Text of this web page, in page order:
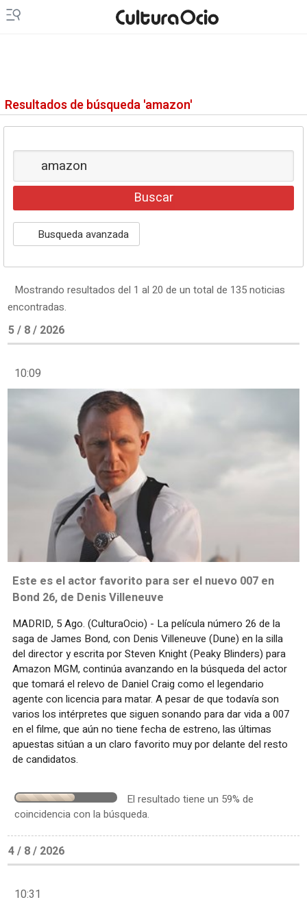
Resultados de búsqueda 'amazon'
Busqueda avanzada
Mostrando resultados del 1 al 20 de un total de 135 noticias
encontradas.
5 / 8 / 2026
10:09
Este es el actor favorito para ser el nuevo 007 en
Bond 26, de Denis Villeneuve
MADRID, 5 Ago. (CulturaOcio) - La película número 26 de la
saga de James Bond, con Denis Villeneuve (Dune) en la silla
del director y escrita por Steven Knight (Peaky Blinders) para
Amazon MGM, continúa avanzando en la búsqueda del actor
que tomará el relevo de Daniel Craig como el legendario
agente con licencia para matar. A pesar de que todavía son
varios los intérpretes que siguen sonando para dar vida a 007
en el filme, que aún no tiene fecha de estreno, las últimas
apuestas sitúan a un claro favorito muy por delante del resto
de candidatos.
El resultado tiene un 59% de
coincidencia con la búsqueda.
4 / 8 / 2026
10:31